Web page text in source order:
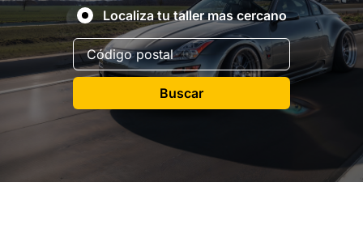
Localiza tu taller mas cercano
Buscar